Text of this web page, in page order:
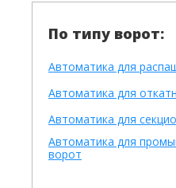
По типу ворот:
Автоматика для
Автоматика для
Автоматика для
Автоматика для
ворот